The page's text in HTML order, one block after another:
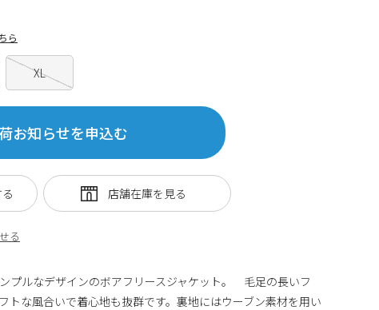
XL
ら
お知らせを申込む
る
プルなデザインのボアフリースジャケット。 毛足の長いフ
トな風合いで着心地も抜群です。裏地にはウーブン素材を用い